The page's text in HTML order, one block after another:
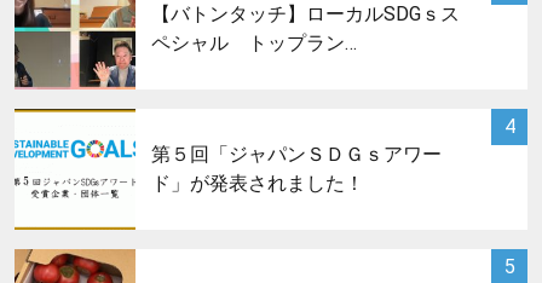
【バトンタッチ】ローカルSDGｓス
ペシャル トップラン…
4
サムネイル
第５回「ジャパンＳＤＧｓアワー
ド」が発表されました！
5